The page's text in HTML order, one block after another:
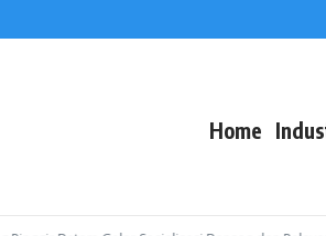
Home